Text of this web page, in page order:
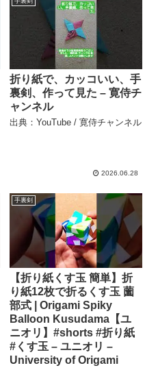
折り紙で、カッコいい、手
裏剣、作って見た – 寛侍チ
ャンネル
出典：YouTube / 寛侍チャンネル
2026.06.28
手裏剣
【折り紙くす玉 簡単】折
り紙12枚で折るくす玉 薗
部式 | Origami Spiky
Balloon Kusudama【ユ
ニオリ】#shorts #折り紙
#くす玉 – ユニオリ –
University of Origami